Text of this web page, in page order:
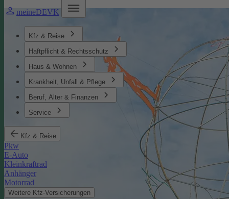
meineDEVK
Kfz & Reise
Haftpflicht & Rechtsschutz
Haus & Wohnen
Krankheit, Unfall & Pflege
Beruf, Alter & Finanzen
Service
Kfz & Reise
Pkw
E-Auto
Kleinkraftrad
Anhänger
Motorrad
Weitere Kfz-Versicherungen